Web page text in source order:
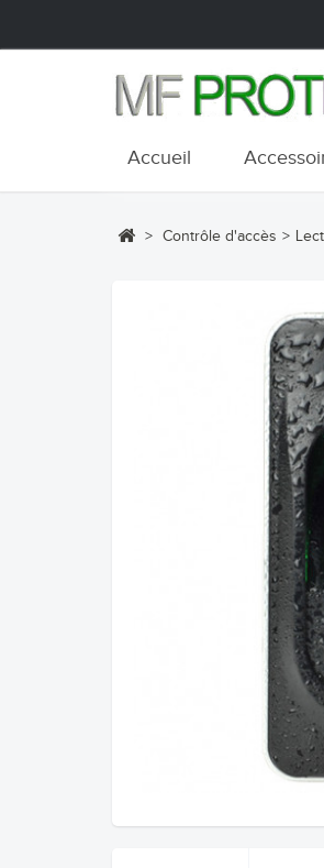
Accueil
> Contrôle d'accès >